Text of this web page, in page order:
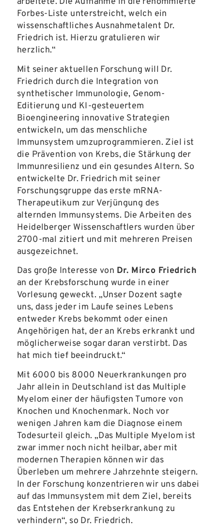
Forbes-Liste unterstreicht, welch ein
wissenschaftliches Ausnahmetalent Dr.
Friedrich ist. Hierzu gratulieren wir
herzlich.“
Mit seiner aktuellen Forschung will Dr.
Friedrich durch die Integration von
synthetischer Immunologie, Genom-
Editierung und KI-gesteuertem
Bioengineering innovative Strategien
entwickeln, um das menschliche
Immunsystem umzuprogrammieren. Ziel ist
die Prävention von Krebs, die Stärkung der
Immunresilienz und ein gesundes Altern. So
entwickelte Dr. Friedrich mit seiner
Forschungsgruppe das erste mRNA-
Therapeutikum zur Verjüngung des
alternden Immunsystems. Die Arbeiten des
Heidelberger Wissenschaftlers wurden über
2700-mal zitiert und mit mehreren Preisen
ausgezeichnet.
Das große Interesse von Dr. Mirco Friedrich
an der Krebsforschung wurde in einer
Vorlesung geweckt. „Unser Dozent sagte
uns, dass jeder im Laufe seines Lebens
entweder Krebs bekommt oder einen
Angehörigen hat, der an Krebs erkrankt und
möglicherweise sogar daran verstirbt. Das
hat mich tief beeindruckt.“
Mit 6000 bis 8000 Neuerkrankungen pro
Jahr allein in Deutschland ist das Multiple
Myelom einer der häufigsten Tumore von
Knochen und Knochenmark. Noch vor
wenigen Jahren kam die Diagnose einem
Todesurteil gleich. „Das Multiple Myelom ist
zwar immer noch nicht heilbar, aber mit
modernen Therapien können wir das
Überleben um mehrere Jahrzehnte steigern.
In der Forschung konzentrieren wir uns dabei
auf das Immunsystem mit dem Ziel, bereits
das Entstehen der Krebserkrankung zu
verhindern“, so Dr. Friedrich.